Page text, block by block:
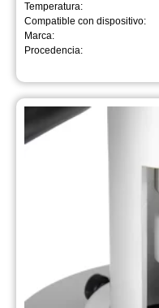
Temperatura:
Compatible con dispositivo:
Marca:
Procedencia: